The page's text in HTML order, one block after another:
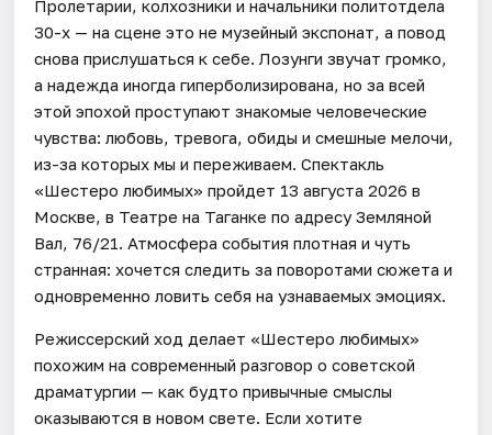
Пролетарии, колхозники и начальники политотдела
30-х — на сцене это не музейный экспонат, а повод
снова прислушаться к себе. Лозунги звучат громко,
а надежда иногда гиперболизирована, но за всей
этой эпохой проступают знакомые человеческие
чувства: любовь, тревога, обиды и смешные мелочи,
из-за которых мы и переживаем. Спектакль
«Шестеро любимых» пройдет 13 августа 2026 в
Москве, в Театре на Таганке по адресу Земляной
Вал, 76/21. Атмосфера события плотная и чуть
странная: хочется следить за поворотами сюжета и
одновременно ловить себя на узнаваемых эмоциях.
Режиссерский ход делает «Шестеро любимых»
похожим на современный разговор о советской
драматургии — как будто привычные смыслы
оказываются в новом свете. Если хотите